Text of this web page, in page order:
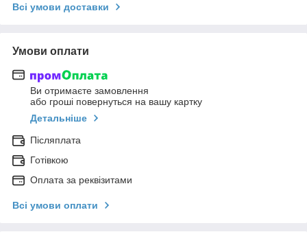
Всі умови доставки
Умови оплати
Ви отримаєте замовлення
або гроші повернуться на вашу картку
Детальніше
Післяплата
Готівкою
Оплата за реквізитами
Всі умови оплати